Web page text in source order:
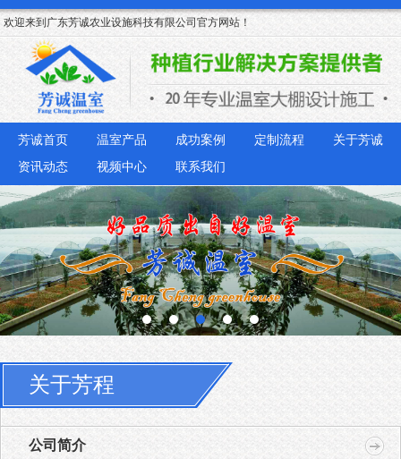
欢迎来到广东芳诚农业设施科技有限公司官方网站！
芳诚首页 温室产品 成功案例 定制流程
关于芳诚
资讯动态
视频中心 联系我们
关于芳程
公司简介